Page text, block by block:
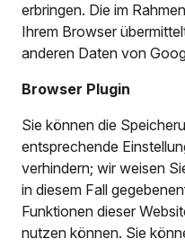
erbringen. Die im
Ihrem Browser
anderen Daten von
Browser Plugin
Sie können die
entsprechende
verhindern; wir weisen
in diesem Fall
Funktionen dieser
nutzen können. Sie